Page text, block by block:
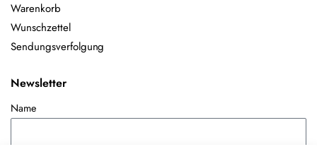
Warenkorb
Wunschzettel
Sendungsverfolgung
Newsletter
Name